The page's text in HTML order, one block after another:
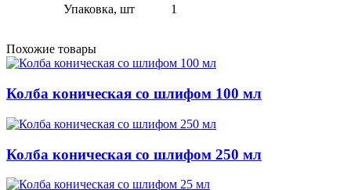
Упаковка, шт
1
Похожие товары
Колба коническая со шлифом 100 мл
Колба коническая со шлифом 250 мл